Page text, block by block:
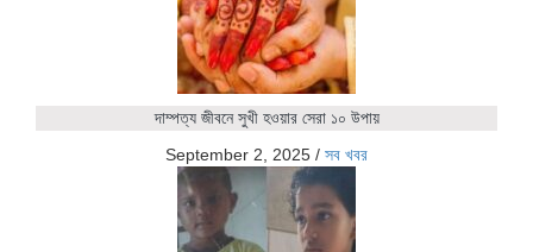
দাম্পত্য জীবনে সুখী হওয়ার সেরা ১০ উপায়
September 2, 2025 / সব খবর